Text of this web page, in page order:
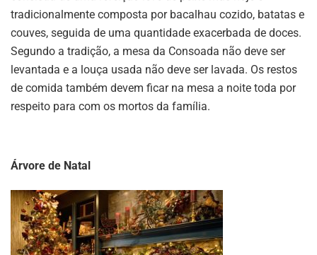
tradicionalmente composta por bacalhau cozido, batatas e
couves, seguida de uma quantidade exacerbada de doces.
Segundo a tradição, a mesa da Consoada não deve ser
levantada e a louça usada não deve ser lavada. Os restos
de comida também devem ficar na mesa a noite toda por
respeito para com os mortos da família.
Árvore de Natal